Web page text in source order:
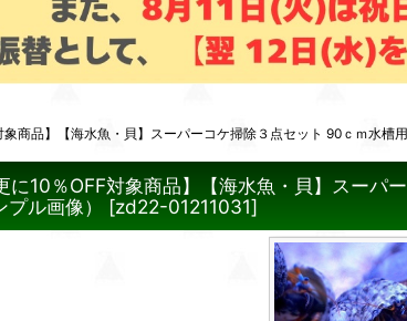
象商品】【海水魚・貝】スーパーコケ掃除３点セット 90ｃｍ水
に10％OFF対象商品】【海水魚・貝】スー
ル画像）
[zd22-01211031]